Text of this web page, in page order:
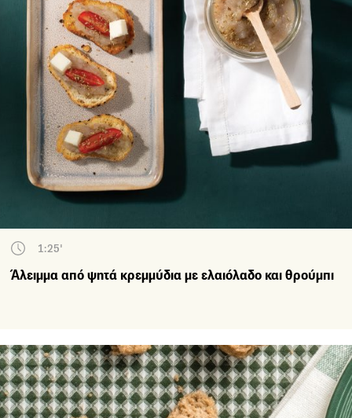
1:25'
Άλειμμα από ψητά κρεμμύδια με ελαιόλαδο και θρούμπι